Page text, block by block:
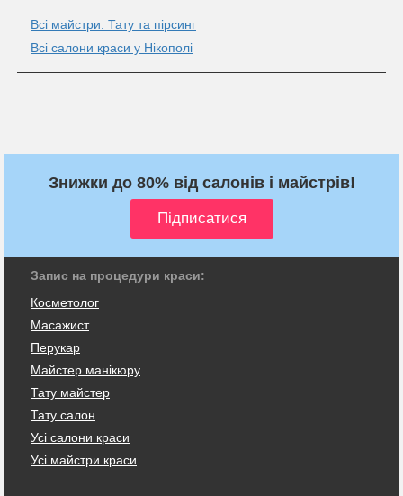
Всі майстри: Тату та пірсинг
Всі салони краси у Нікополі
Знижки до 80% від салонів і майстрів!
Запис на процедури краси:
Косметолог
Масажист
Перукар
Майстер манікюру
Тату майстер
Тату салон
Усі салони краси
Усі майстри краси